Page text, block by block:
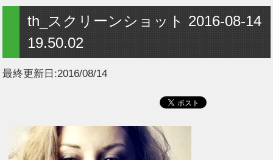
th_スクリーンショット 2016-08-14
19.50.02
最終更新日:2016/08/14